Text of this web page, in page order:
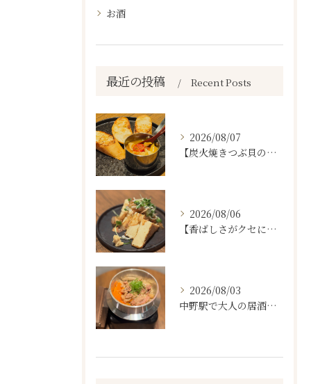
お酒
最近の投稿 Recent Posts
2026/08/07
【炭火焼きつぶ貝のスパニッシュアヒージョ🐚🔥】
2026/08/06
【香ばしさがクセになる。
2026/08/03
中野駅で大人の居酒屋をお探しならぜひワラテルへ！